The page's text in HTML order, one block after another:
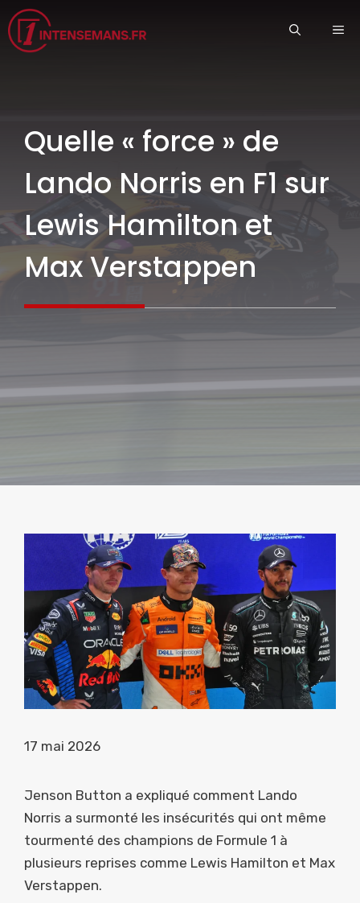
Aller
au
contenu
Quelle « force » de
Lando Norris en F1 sur
Lewis Hamilton et
Max Verstappen
17 mai 2026
Jenson Button a expliqué comment Lando
Norris a surmonté les insécurités qui ont même
tourmenté des champions de Formule 1 à
plusieurs reprises comme Lewis Hamilton et Max
Verstappen.